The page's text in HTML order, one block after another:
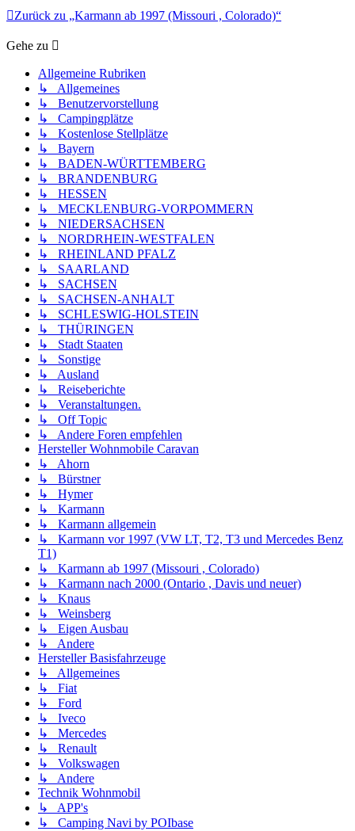
Zurück zu „Karmann ab 1997 (Missouri , Colorado)“
Gehe zu
Allgemeine Rubriken
↳ Allgemeines
↳ Benutzervorstellung
↳ Campingplätze
↳ Kostenlose Stellplätze
↳ Bayern
↳ BADEN-WÜRTTEMBERG
↳ BRANDENBURG
↳ HESSEN
↳ MECKLENBURG-VORPOMMERN
↳ NIEDERSACHSEN
↳ NORDRHEIN-WESTFALEN
↳ RHEINLAND PFALZ
↳ SAARLAND
↳ SACHSEN
↳ SACHSEN-ANHALT
↳ SCHLESWIG-HOLSTEIN
↳ THÜRINGEN
↳ Stadt Staaten
↳ Sonstige
↳ Ausland
↳ Reiseberichte
↳ Veranstaltungen.
↳ Off Topic
↳ Andere Foren empfehlen
Hersteller Wohnmobile Caravan
↳ Ahorn
↳ Bürstner
↳ Hymer
↳ Karmann
↳ Karmann allgemein
↳ Karmann vor 1997 (VW LT, T2, T3 und Mercedes Benz
T1)
↳ Karmann ab 1997 (Missouri , Colorado)
↳ Karmann nach 2000 (Ontario , Davis und neuer)
↳ Knaus
↳ Weinsberg
↳ Eigen Ausbau
↳ Andere
Hersteller Basisfahrzeuge
↳ Allgemeines
↳ Fiat
↳ Ford
↳ Iveco
↳ Mercedes
↳ Renault
↳ Volkswagen
↳ Andere
Technik Wohnmobil
↳ APP's
↳ Camping Navi by POIbase